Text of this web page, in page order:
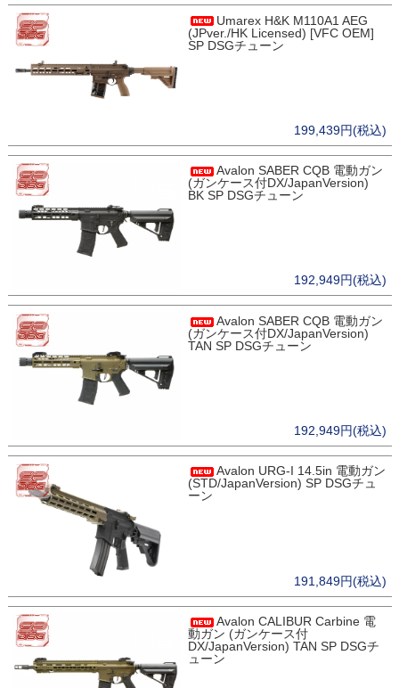
Umarex H&K M110A1 AEG
(JPver./HK Licensed) [VFC OEM]
SP DSGチューン
199,439円(税込)
Avalon SABER CQB 電動ガン
(ガンケース付DX/JapanVersion)
BK SP DSGチューン
192,949円(税込)
Avalon SABER CQB 電動ガン
(ガンケース付DX/JapanVersion)
TAN SP DSGチューン
192,949円(税込)
Avalon URG-I 14.5in 電動ガン
(STD/JapanVersion) SP DSGチュ
ーン
191,849円(税込)
Avalon CALIBUR Carbine 電
動ガン (ガンケース付
DX/JapanVersion) TAN SP DSGチ
ューン